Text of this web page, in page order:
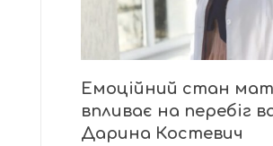
Емоційний стан
впливає на перебіг
Дарина Костевич